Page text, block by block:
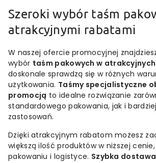
Szeroki wybór taśm
atrakcyjnymi rabatami
W naszej ofercie promocyjnej
wybór taśm pakowych w
doskonale sprawdzą się w różnych
użytkowania. Taśmy specjalistyczne
promocją to idealne rozwiązanie
standardowego pakowania, jak i
zastosowań.
Dzięki atrakcyjnym rabatom możesz
większą ilość produktów w niższej
pakowaniu i logistyce. Szybka